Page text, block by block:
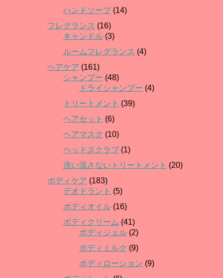
ハンドソープ(14)
フレグランス (16)
キャンドル (3)
ルームフレグランス (4)
ヘアケア (161)
シャンプー (48)
ドライシャンプー (4)
トリートメント (39)
ヘアセット (6)
ヘアマスク (10)
ヘッドスクラブ (1)
洗い流さないトリートメント (20)
ボディケア (183)
デオドラント (5)
ボディオイル (16)
ボディクリーム (41)
ボディジェル (2)
ボディミルク (9)
ボディローション (9)